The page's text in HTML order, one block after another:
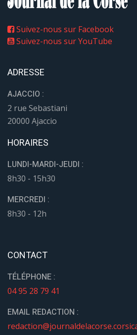
Suivez-nous sur Facebook
Suivez-nous sur YouTube
ADRESSE
AJACCIO :
2 rue Sebastiani
20000 Ajaccio
HORAIRES
LUNDI-MARDI-JEUDI :
8h30 - 15h30
MERCREDI :
8h30 - 12h
CONTACT
TÉLÉPHONE :
04 95 28 79 41
EMAIL REDACTION :